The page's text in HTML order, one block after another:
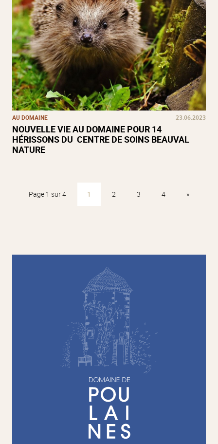
AU DOMAINE 23.06.2023
NOUVELLE VIE AU DOMAINE POUR 14
HÉRISSONS DU CENTRE DE SOINS BEAUVAL
NATURE
Page 1 sur 4 1 2 3 4 »